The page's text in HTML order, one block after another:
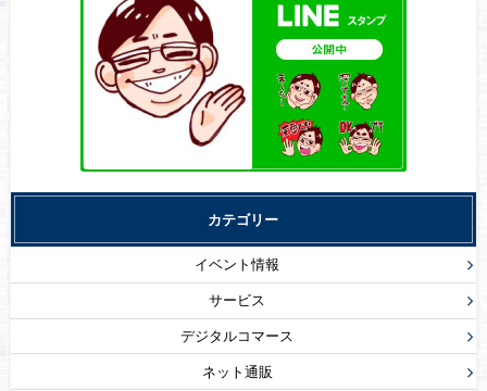
カテゴリー
イベント情報
サービス
デジタルコマース
ネット通販